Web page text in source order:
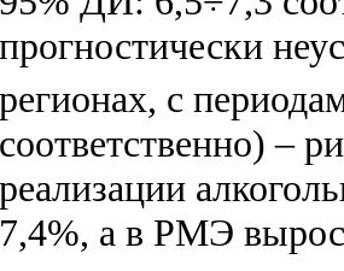
прогностически
регионах, с
соответственно) –
реализации
7,4%, а в РМЭ